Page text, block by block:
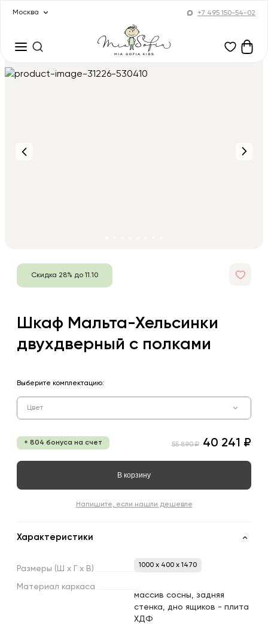
Москва +7 495 150-54-02
Скидка 28% до 11.10
Шкаф Мальта-Хельсинки
двухдверный с полками
Выберите комплектацию:
Цвет
+ 804 бонуса на счет 55 890 ₽ 40 241 ₽
В корзину
Напишите, если нашли дешевле
Характеристики
Размеры (Ш х х В) 1000 x 400 x 1470
Материал каркаса
массив сосны, задняя
стенка, дно ящиков - плита
ХДФ